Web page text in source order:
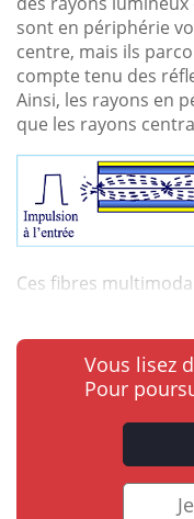
sont en périphérie
centre, mais ils
compte tenu des
Ainsi, les rayons en
que les rayons
Ces fibres
Vous lisez
Pour